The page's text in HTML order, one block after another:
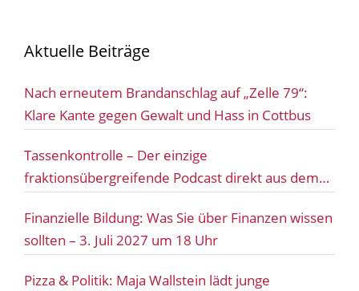
Aktuelle Beiträge
Nach erneutem Brandanschlag auf „Zelle 79“:
Klare Kante gegen Gewalt und Hass in Cottbus
Tassenkontrolle – Der einzige
fraktionsübergreifende Podcast direkt aus dem
Finanzielle Bildung: Was Sie über Finanzen wissen
sollten – 3. Juli 2027 um 18 Uhr
Pizza & Politik: Maja Wallstein lädt junge